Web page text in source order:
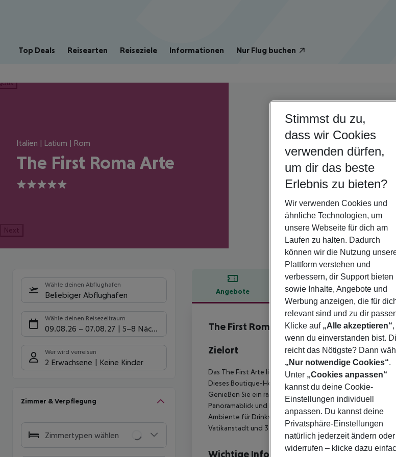
Top Deals Reisearten Reiseziele Informationen Nur Flug buchen
Italien | Latium | Rom
The First Roma Arte
5
Next
Wähle deinen Abflughafen
Beliebiger Abflughafen
Wähle deinen Reisezeitraum
09.08.26 – 07.08.27 5-8 Nächte
Wer wird verreisen
2 Erwachsene Keine Kinder
Zimmer & Verpflegung
Zimmertypen wählen
Angebote Hotelbeschreibung
Hotelbeschreibung
The First Roma Arte
5
Zielort
Das The First Arte liegt in einer ruhigen Straße nahe der
Dieses Boutique-Hotel besticht durch kunstvoll gestaltete
Genießen Sie ein raffiniertes kulinarisches Erlebnis im
Panoramablick und Meeresfrüchtespezialitäten im
Ambiente für Drinks, Kaffee oder Geschäftstreffen. Das
Vatikanstadt und 3 km vom Kolosseum entfernt.
Wichtige Informationen
Stimmst du zu,
dass wir Cookies
verwenden dürfen,
um dir das beste
Erlebnis zu bieten?
Wir verwenden Cookies und
ähnliche Technologien, um
unsere Webseite für dich am
Laufen zu halten. Dadurch
können wir die Nutzung
Plattform verstehen und
verbessern, dir Support bieten
sowie Inhalte, Angebote und
Werbung anzeigen, die für
relevant sind und zu dir
Klicke auf „Alle akzeptieren“,
wenn du einverstanden bist.
reicht das Nötigste? Dann
„Nur notwendige Cookies“.
Unter „Cookies anpassen“
kannst du deine Cookie-
Einstellungen individuell
anpassen. Du kannst deine
Privatsphäre-Einstellungen
natürlich jederzeit ändern oder
widerrufen – klicke dazu